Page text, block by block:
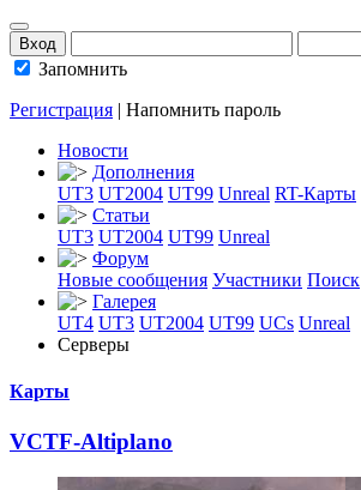
Запомнить
Регистрация | Напомнить пароль
Новости
Дополнения
UT3 UT2004 UT99 Unreal RT-Карты
Статьи
UT3 UT2004 UT99 Unreal
Форум
Новые сообщения Участники Поиск
Галерея
UT4 UT3 UT2004 UT99 UCs Unreal
Серверы
Карты
VCTF-Altiplano